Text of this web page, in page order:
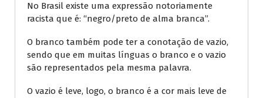
No Brasil existe uma expressão notoriamente
racista que é: “negro/preto de alma branca”.
O branco também pode ter a conotação de vazio,
sendo que em muitas línguas o branco e o vazio
são representados pela mesma palavra.
O vazio é leve, logo, o branco é a cor mais leve de